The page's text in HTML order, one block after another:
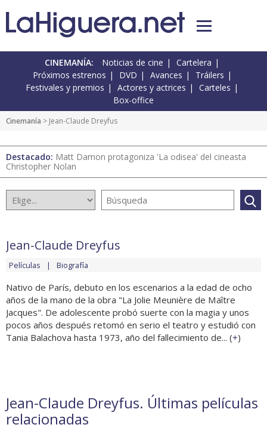
CINEMANÍA: Noticias de cine
Cartelera
Próximos estrenos
DVD Avances
Tráilers
Festivales y premios
Actores y actrices
Carteles
Box-office
Cinemanía > Jean-Claude Dreyfus
Destacado: Matt Damon protagoniza 'La odisea' del cineasta
Christopher Nolan
Jean-Claude Dreyfus
Películas Biografía
Nativo de París, debuto en los escenarios a la edad de ocho
años de la mano de la obra "La Jolie Meunière de Maître
Jacques". De adolescente probó suerte con la magia y unos
pocos años después retomó en serio el teatro y estudió con
Tania Balachova hasta 1973, año del fallecimiento de... (+)
Jean-Claude Dreyfus. Últimas películas
relacionadas